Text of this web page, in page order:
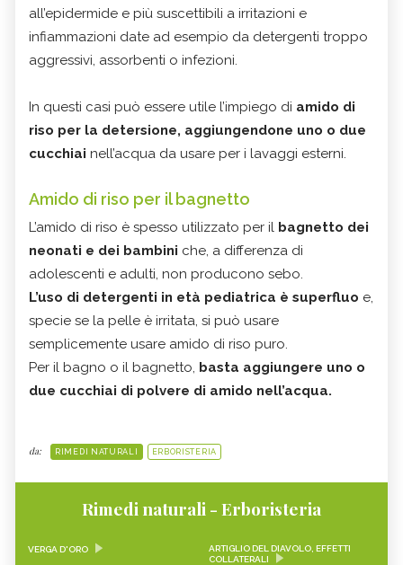
all’epidermide e più suscettibili a irritazioni e
infiammazioni date ad esempio da detergenti troppo
aggressivi, assorbenti o infezioni.
In questi casi può essere utile l’impiego di amido di
riso per la detersione, aggiungendone uno o due
cucchiai nell’acqua da usare per i lavaggi esterni.
Amido di riso per il bagnetto
L’amido di riso è spesso utilizzato per il bagnetto dei
neonati e dei bambini che, a differenza di
adolescenti e adulti, non producono sebo.
L’uso di detergenti in età pediatrica è superfluo e,
specie se la pelle è irritata, si può usare
semplicemente usare amido di riso puro.
Per il bagno o il bagnetto, basta aggiungere uno o
due cucchiai di polvere di amido nell’acqua.
da: RIMEDI NATURALI ERBORISTERIA
Rimedi naturali - Erboristeria
VERGA D'ORO
ARTIGLIO DEL DIAVOLO, EFFETTI
COLLATERALI